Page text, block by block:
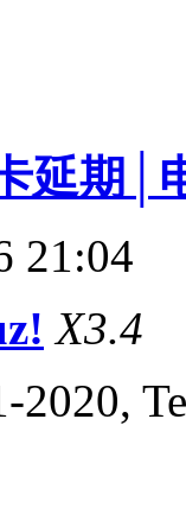
延期│
21:04
X3.4